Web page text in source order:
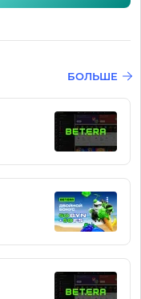
БОЛЬШЕ